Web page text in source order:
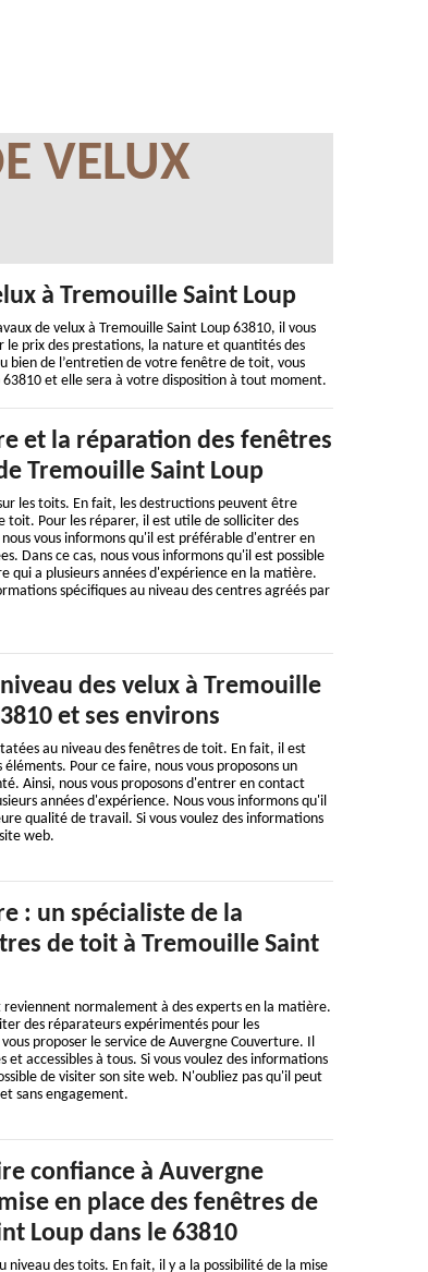
VELUX
à Tremouille Saint Loup
de velux à Tremouille Saint Loup 63810, il vous
le prix des prestations, la nature et quantités des
bien de l’entretien de votre fenêtre de toit, vous
et elle sera à votre disposition à tout moment.
et la réparation des fenêtres
Tremouille Saint Loup
les toits. En fait, les destructions peuvent être
toit. Pour les réparer, il est utile de solliciter des
vous informons qu'il est préférable d'entrer en
Dans ce cas, nous vous informons qu'il est possible
qui a plusieurs années d'expérience en la matière.
spécifiques au niveau des centres agréés par
des velux à Tremouille
et ses environs
au niveau des fenêtres de toit. En fait, il est
Pour ce faire, nous vous proposons un
Ainsi, nous vous proposons d'entrer en contact
années d'expérience. Nous vous informons qu'il
qualité de travail. Si vous voulez des informations
web.
: un spécialiste de la
de toit à Tremouille Saint
normalement à des experts en la matière.
des réparateurs expérimentés pour les
proposer le service de Auvergne Couverture. Il
accessibles à tous. Si vous voulez des informations
de visiter son site web. N'oubliez pas qu'il peut
sans engagement.
confiance à Auvergne
en place des fenêtres de
Loup dans le 63810
niveau des toits. En fait, il y a la possibilité de la mise